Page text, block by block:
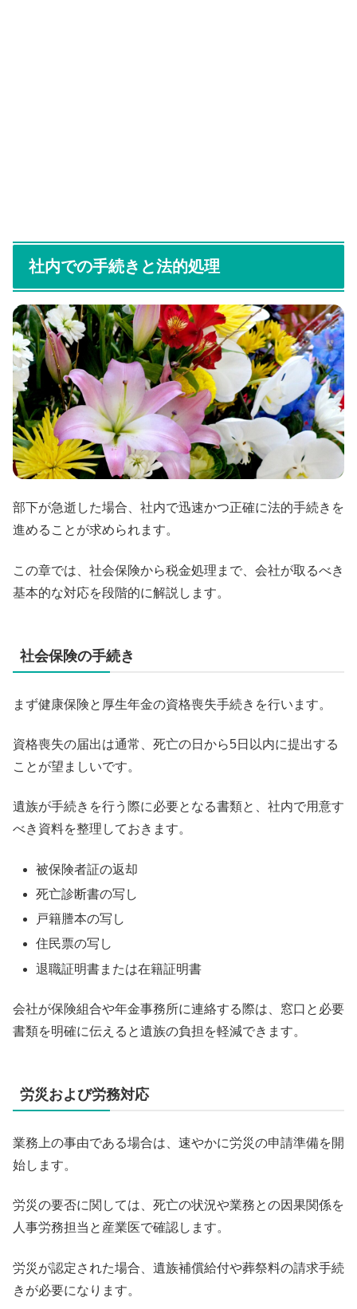
社内での手続きと法的処理
部下が急逝した場合、社内で迅速かつ正確に法的手続きを
進めることが求められます。
この章では、社会保険から税金処理まで、会社が取るべき
基本的な対応を段階的に解説します。
社会保険の手続き
まず健康保険と厚生年金の資格喪失手続きを行います。
資格喪失の届出は通常、死亡の日から5日以内に提出する
ことが望ましいです。
遺族が手続きを行う際に必要となる書類と、社内で用意す
べき資料を整理しておきます。
被保険者証の返却
死亡診断書の写し
戸籍謄本の写し
住民票の写し
退職証明書または在籍証明書
会社が保険組合や年金事務所に連絡する際は、窓口と必要
書類を明確に伝えると遺族の負担を軽減できます。
労災および労務対応
業務上の事由である場合は、速やかに労災の申請準備を開
始します。
労災の要否に関しては、死亡の状況や業務との因果関係を
人事労務担当と産業医で確認します。
労災が認定された場合、遺族補償給付や葬祭料の請求手続
きが必要になります。